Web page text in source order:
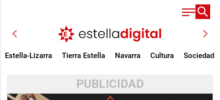
chevron_left chevron_right
Estella-Lizarra Tierra Estella Navarra Cultura Sociedad
PUBLICIDAD